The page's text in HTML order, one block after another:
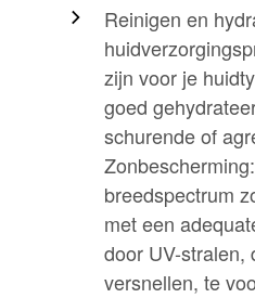
Reinigen en
zijn voor je
goed
schurende of
breedspectrum
met een
door UV-stralen,
versnellen, te